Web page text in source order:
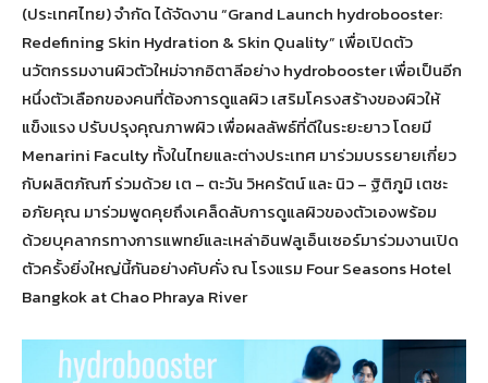
(ประเทศไทย) จำกัด ได้จัดงาน “Grand Launch hydrobooster:
Redefining Skin Hydration & Skin Quality” เพื่อเปิดตัว
นวัตกรรมงานผิวตัวใหม่จากอิตาลีอย่าง hydrobooster เพื่อเป็นอีก
หนึ่งตัวเลือกของคนที่ต้องการดูแลผิว เสริมโครงสร้างของผิวให้
แข็งแรง ปรับปรุงคุณภาพผิว เพื่อผลลัพธ์ที่ดีในระยะยาว โดยมี
Menarini Faculty ทั้งในไทยและต่างประเทศ มาร่วมบรรยายเกี่ยว
กับผลิตภัณฑ์ ร่วมด้วย เต – ตะวัน วิหครัตน์ และ นิว – ฐิติภูมิ เตชะ
อภัยคุณ มาร่วมพูดคุยถึงเคล็ดลับการดูแลผิวของตัวเองพร้อม
ด้วยบุคลากรทางการแพทย์และเหล่าอินฟลูเอ็นเซอร์มาร่วมงานเปิด
ตัวครั้งยิ่งใหญ่นี้กันอย่างคับคั่ง ณ โรงแรม Four Seasons Hotel
Bangkok at Chao Phraya River